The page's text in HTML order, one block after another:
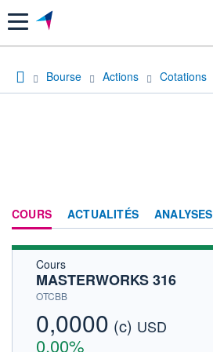
Menu
Bourse Actions Cotations
COURS ACTUALITÉS ANALYSES
Cours
MASTERWORKS 316
OTCBB
0,0000 (c) USD
0,00%